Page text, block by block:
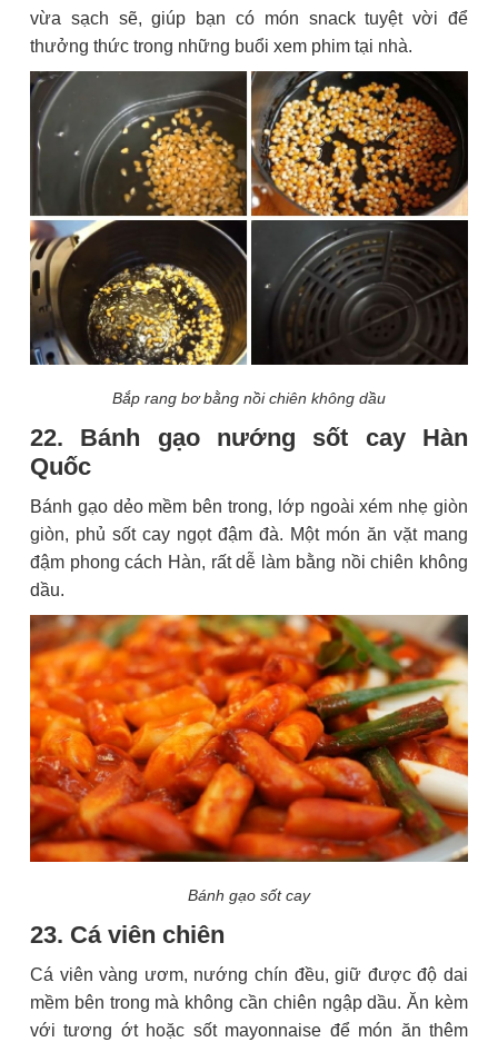
vừa sạch sẽ, giúp bạn có món snack tuyệt vời để
thưởng thức trong những buổi xem phim tại nhà.
Bắp rang bơ bằng nồi chiên không dầu
22. Bánh gạo nướng sốt cay Hàn
Quốc
Bánh gạo dẻo mềm bên trong, lớp ngoài xém nhẹ giòn
giòn, phủ sốt cay ngọt đậm đà. Một món ăn vặt mang
đậm phong cách Hàn, rất dễ làm bằng nồi chiên không
dầu.
Bánh gạo sốt cay
23. Cá viên chiên
Cá viên vàng ươm, nướng chín đều, giữ được độ dai
mềm bên trong mà không cần chiên ngập dầu. Ăn kèm
với tương ớt hoặc sốt mayonnaise để món ăn thêm